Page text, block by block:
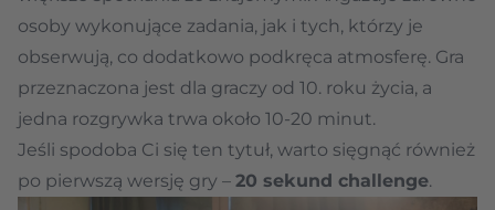
osoby wykonujące zadania, jak i tych, którzy je
obserwują, co dodatkowo podkręca atmosferę. Gra
przeznaczona jest dla graczy od 10. roku życia, a
jedna rozgrywka trwa około 10-20 minut.
Jeśli spodoba Ci się ten tytuł, warto sięgnąć również
po pierwszą wersję gry – 20 sekund challenge.